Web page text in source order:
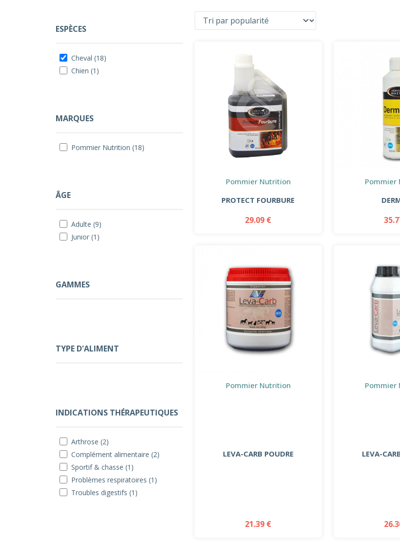
ESPÈCES
Cheval (18)
Chien (1)
MARQUES
Pommier Nutrition (18)
ÂGE
Adulte (9)
Junior (1)
GAMMES
TYPE D'ALIMENT
INDICATIONS THÉRAPEUTIQUES
Arthrose (2)
Complément alimentaire (2)
Sportif & chasse (1)
Problèmes respiratoires (1)
Troubles digestifs (1)
Pommier Nutrition
PROTECT FOURBURE
29.09 €
Pommier
Pommier Nutrition
LEVA-CARB POUDRE
21.39 €
Pommier
LEVA-